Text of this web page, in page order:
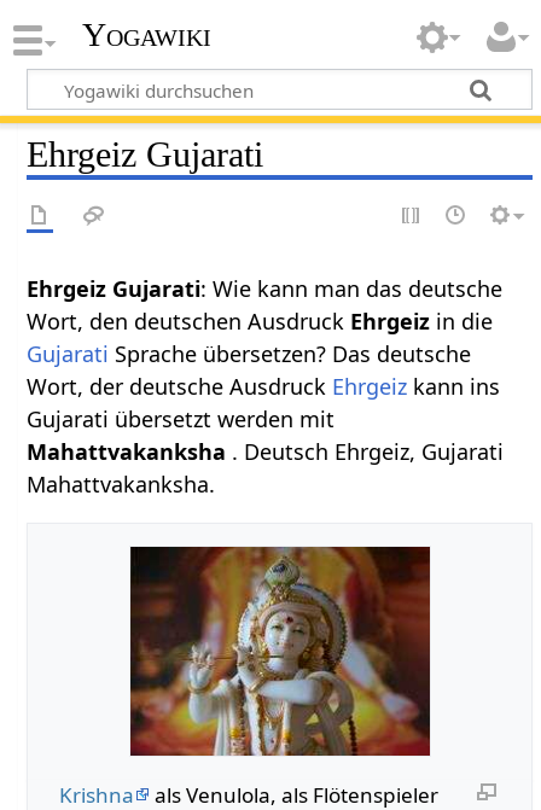
Yogawiki
Ehrgeiz Gujarati
Ehrgeiz Gujarati: Wie kann man das deutsche
Wort, den deutschen Ausdruck Ehrgeiz in die
Gujarati Sprache übersetzen? Das deutsche
Wort, der deutsche Ausdruck Ehrgeiz kann ins
Gujarati übersetzt werden mit
Mahattvakanksha . Deutsch Ehrgeiz, Gujarati
Mahattvakanksha.
Krishna als Venulola, als Flötenspieler